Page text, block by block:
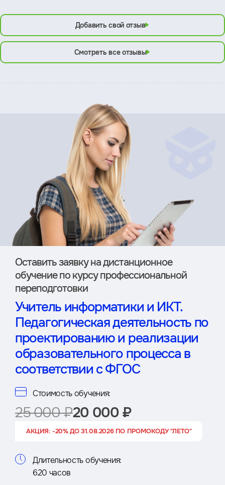
Добавить свой отзыв
Смотреть все отзывы
Оставить заявку на дистан­ционное
обучение по курсу профессиональной
переподготовки
Учитель информатики и ИКТ.
Педагогическая деятельность по
проектированию и реализации
образовательного процесса в
соответствии с ФГОС
Стоимость обучения:
25 000 ₽20 000 ₽
АКЦИЯ: -20% ДО 31.08.2026 ПО ПРОМОКОДУ "ЛЕТО"
Длительность обучения:
620 часов